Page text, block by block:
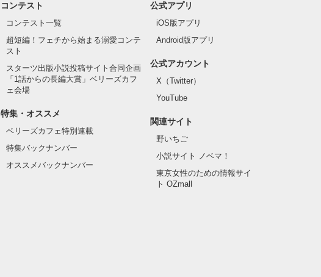
コンテスト
コンテスト一覧
超短編！フェチから始まる溺愛コンテ
スト
スターツ出版小説投稿サイト合同企画
「1話からの長編大賞」ベリーズカフ
ェ会場
特集・オススメ
ベリーズカフェ特別連載
特集バックナンバー
オススメバックナンバー
公式アプリ
iOS版アプリ
Android版アプリ
公式アカウント
X（Twitter）
YouTube
関連サイト
野いちご
小説サイト ノベマ！
東京女性のための情報サイ
ト OZmall